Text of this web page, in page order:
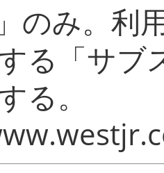
のみ。利
る「サブ
る。